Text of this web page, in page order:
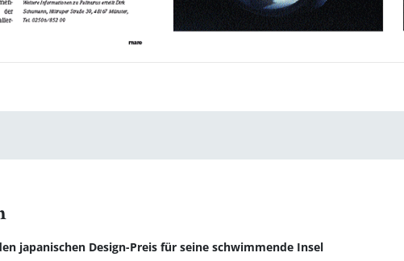
japanischen Design-Preis für seine schwimmende Insel